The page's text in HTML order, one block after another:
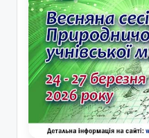
о
ї
о
с
в
іт